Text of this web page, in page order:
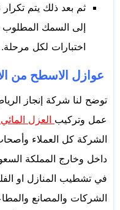
ثم بعد ذلك يتم
إلى السمك
اختبارات لكل مرحلة.
عوازل الاسطح من
توضح لنا شركة إنجاز
عمل وتركيب العزل
الشركة كل العملاء
داخل وخارج المملكة
في تشطيب المنازل او
الشركات والمصانع